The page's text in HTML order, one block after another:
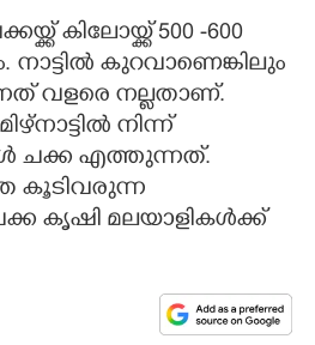
കിലോയ്ക്ക് 500 -600
കുറവാണെങ്കിലും
വളരെ നല്ലതാണ്.
നിന്ന്
ചക്ക എത്തുന്നത്.
കൂടിവരുന്ന
കൃഷി മലയാളികൾക്ക്